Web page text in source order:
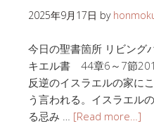
2025年9月17日 by
今日の聖書箇所 リビング
キエル書 44章6～7節
反逆のイスラエルの家に
う言われる。イスラエル
る忌み … [Read more…]